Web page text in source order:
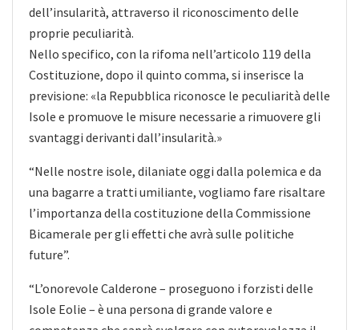
dell’insularità, attraverso il riconoscimento delle
proprie peculiarità.
Nello specifico, con la rifoma nell’articolo 119 della
Costituzione, dopo il quinto comma, si inserisce la
previsione: «la Repubblica riconosce le peculiarità delle
Isole e promuove le misure necessarie a rimuovere gli
svantaggi derivanti dall’insularità.»
“Nelle nostre isole, dilaniate oggi dalla polemica e da
una bagarre a tratti umiliante, vogliamo fare risaltare
l’importanza della costituzione della Commissione
Bicamerale per gli effetti che avrà sulle politiche
future”.
“L’onorevole Calderone – proseguono i forzisti delle
Isole Eolie – è una persona di grande valore e